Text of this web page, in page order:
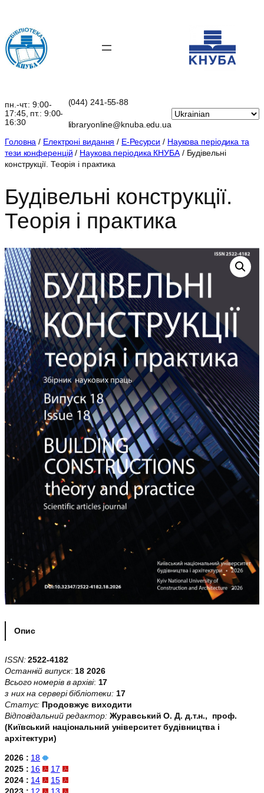
вмісту
пн.-чт.: 9:00-
17:45, пт.: 9:00-
16:30
(044) 241-55-88
libraryonline@knuba.edu.ua
Головна / Електроні видання / Е-Ресурси / Наукова періодика та
тези конференцій / Наукова періодика КНУБА/ Будівельні
конструкції. Теорія і практика
Будівельні конструкції.
Теорія і практика
Опис
ISSN: 2522-4182
Останній випуск: 18 2026
Всього номерів в архіві: 17
з них на сервері бібліотеки: 17
Статус: Продовжує виходити
Відповідальний редактор: Журавський О. Д. д.т.н., проф.
(Київський національний університет будівництва і
архітектури)
2026 : 18
2025 : 16
17
2024 : 14
15
2023 : 12 13